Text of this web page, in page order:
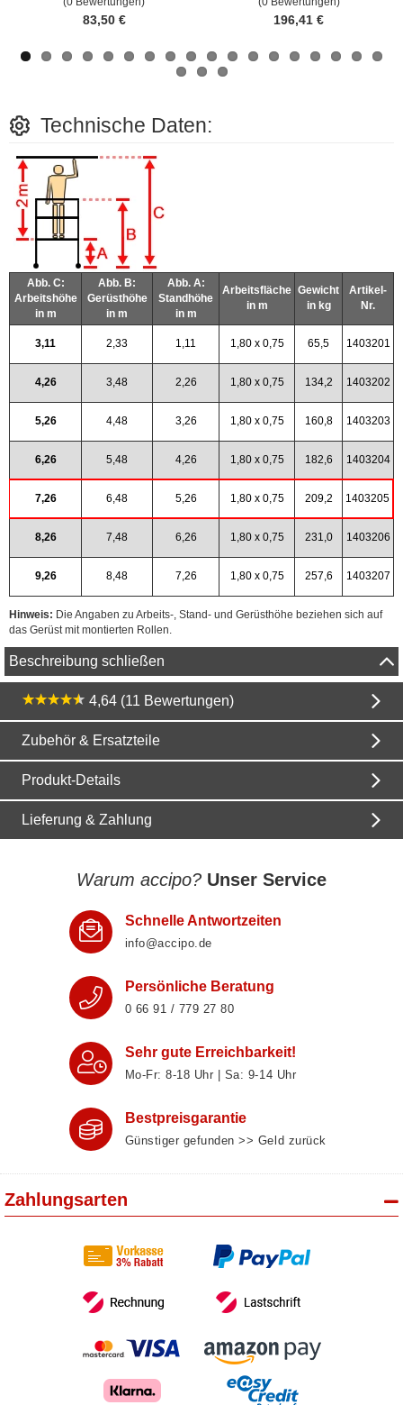
83,50 € 196,41 €
Technische Daten:
Abb. C:
Arbeitshöhe
in m
Abb. B:
Gerüsthöhe
in m
Abb. A:
Standhöhe
in m
Arbeitsfläche
in m
Gewicht
in kg
Artikel-
Nr.
3,11 2,33 1,11 1,80 x 0,75 65,5 1403201
4,26 3,48 2,26 1,80 x 0,75 134,2 1403202
5,26 4,48 3,26 1,80 x 0,75 160,8 1403203
6,26 5,48 4,26 1,80 x 0,75 182,6 1403204
7,26 6,48 5,26 1,80 x 0,75 209,2 1403205
8,26 7,48 6,26 1,80 x 0,75 231,0 1403206
9,26 8,48 7,26 1,80 x 0,75 257,6 1403207
Hinweis: Die Angaben zu Arbeits-, Stand- und Gerüsthöhe beziehen sich auf
das Gerüst mit montierten Rollen.
Beschreibung schließen
4,64 (11 Bewertungen)
Zubehör & Ersatzteile
Produkt-Details
Lieferung & Zahlung
Warum accipo? Unser Service
Schnelle Antwortzeiten
info@accipo.de
Persönliche Beratung
0 66 91 / 779 27 80
Sehr gute Erreichbarkeit!
Mo-Fr: 8‑18 Uhr | Sa: 9‑14 Uhr
Bestpreisgarantie
Günstiger gefunden >> Geld zurück
Zahlungsarten